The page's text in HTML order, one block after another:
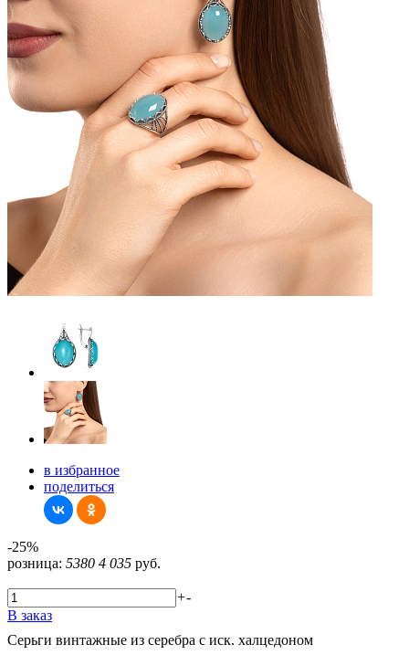
в избранное
поделиться
-25%
розница: 5380 4 035 руб.
+-
В заказ
Серьги винтажные из серебра с иск. халцедоном